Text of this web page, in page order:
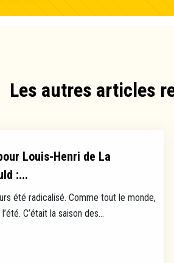
Les autres articles
Louis-Henri de La
:...
été radicalisé. Comme tout le monde,
C’était la saison des...